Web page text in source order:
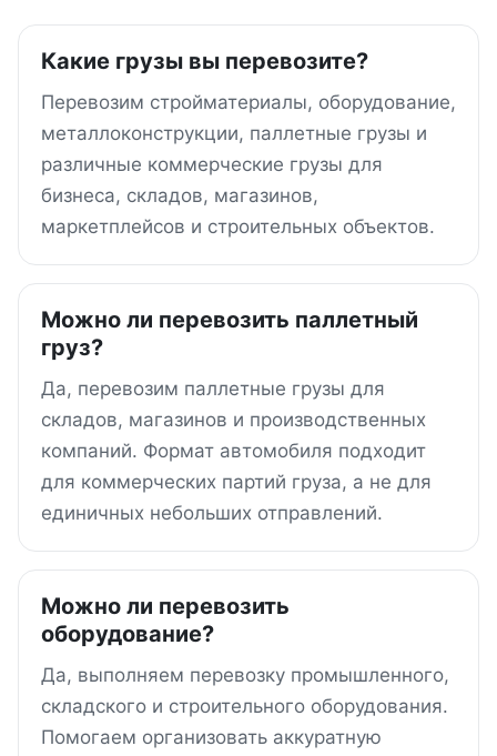
Какие грузы вы перевозите?
Перевозим стройматериалы, оборудование,
металлоконструкции, паллетные грузы и
различные коммерческие грузы для
бизнеса, складов, магазинов,
маркетплейсов и строительных объектов.
Можно ли перевозить паллетный
груз?
Да, перевозим паллетные грузы для
складов, магазинов и производственных
компаний. Формат автомобиля подходит
для коммерческих партий груза, а не для
единичных небольших отправлений.
Можно ли перевозить
оборудование?
Да, выполняем перевозку промышленного,
складского и строительного оборудования.
Помогаем организовать аккуратную